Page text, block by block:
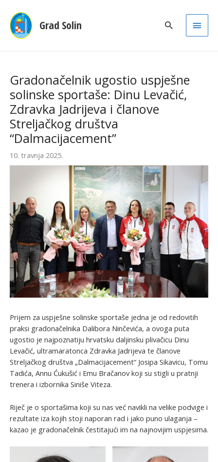
Grad Solin
Main
Gradonačelnik ugostio uspješne
solinske sportaše: Dinu Levačić,
Zdravka Jadrijeva i članove
Streljačkog društva
“Dalmacijacement”
10. travnja 2025.
Prijem za uspješne solinske sportaše jedna je od redovitih
praksi gradonačelnika Dalibora Ninčevića, a ovoga puta
ugostio je najpoznatiju hrvatsku daljinsku plivačicu Dinu
Levačić, ultramaratonca Zdravka Jadrijeva te članove
Streljačkog društva „Dalmacijacement“ Josipa Sikavicu, Tomu
Tadića, Annu Ćukušić i Emu Bračanov koji su stigli u pratnji
trenera i izbornika Siniše Viteza.
Riječ je o sportašima koji su nas već navikli na velike podvige i
rezultate iza kojih stoji naporan rad i jako puno ulaganja –
kazao je gradonačelnik čestitajući im na najnovijim uspjesima.